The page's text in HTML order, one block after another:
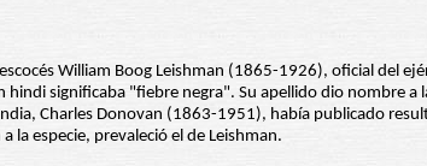
William Boog Leishman (1865-1926), oficial del
hindi significaba "fiebre negra". Su apellido dio nombre
Charles Donovan (1863-1951), había publicado
la especie, prevaleció el de Leishman.